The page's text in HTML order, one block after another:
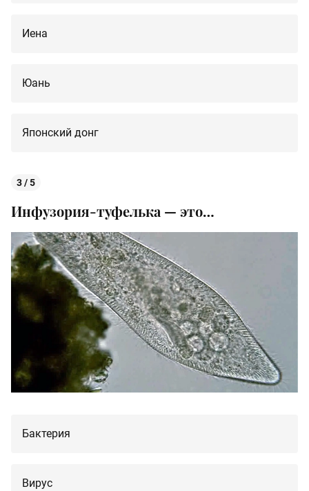
Иена
Юань
Японский донг
3 / 5
Инфузория-туфелька — это…
Бактерия
Вирус